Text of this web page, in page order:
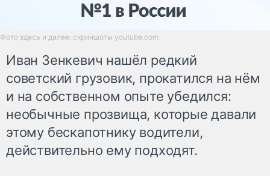
Фото здесь и далее: скриншоты youtube.com
Иван Зенкевич нашёл редкий
советский грузовик, прокатился на нём
и на собственном опыте убедился:
необычные прозвища, которые давали
этому бескапотнику водители,
действительно ему подходят.